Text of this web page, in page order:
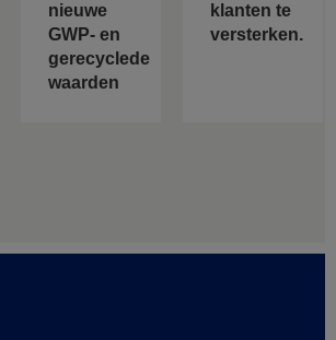
nieuwe
GWP- en
gerecyclede
waarden
klanten te
versterken.